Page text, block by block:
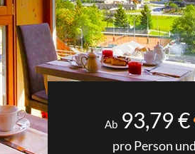
Ab 93,79 €
pro Person